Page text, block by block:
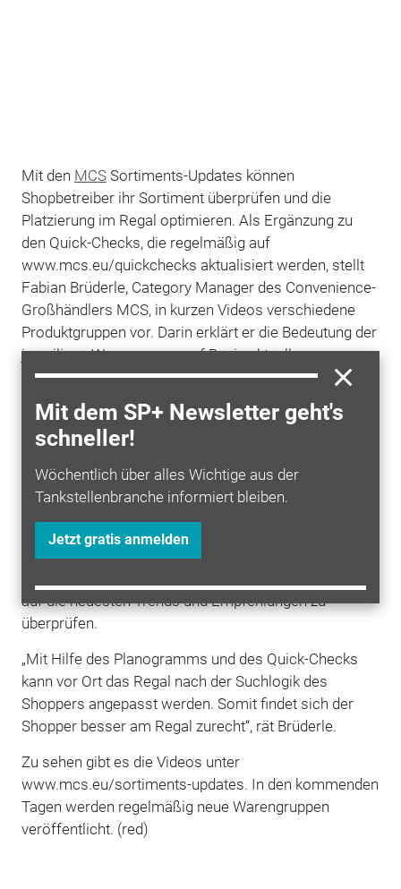
Mit dem SP+ Newsletter geht's
schneller!
Wöchentlich über alles Wichtige aus der
Tankstellenbranche informiert bleiben.
Jetzt gratis anmelden
Mit den MCSSortiments-Updates können
Shopbetreiber ihr Sortiment überprüfen und die
Platzierung im Regal optimieren. Als Ergänzung zu
den Quick-Checks, die regelmäßig auf
www.mcs.eu/quickchecks aktualisiert werden, stellt
Fabian Brüderle, Category Manager des Convenience-
Großhändlers MCS, in kurzen Videos verschiedene
Produktgruppen vor. Darin erklärt er die Bedeutung der
jeweiligen Warengruppe auf Basis aktueller
Marktforschungszahlen, nennt allgemeine Infos und
aktuelle Trends. Mit Hilfe eines Planogramms wird
außerdem die richtige Platzierung im Regal gezeigt.
Dabei werden natürlich auch regionale
berücksichtigt. Die MCS Sortiments-Updates können
ganz einfach zum Beispiel auf dem Smartphone
Ort beginnen zu können. Vielleicht hat der ein oder
andere gerade in der momentanen Situation etwas
auf die neuesten Trends und Empfehlungen zu
überprüfen.
„Mit Hilfe des Planogramms und des Quick-Checks
kann vor Ort das Regal nach der Suchlogik des
Shoppers angepasst werden. Somit findet sich der
Shopper besser am Regal zurecht“, rät Brüderle.
Zu sehen gibt es die Videos unter
www.mcs.eu/sortiments-updates. In den kommenden
Tagen werden regelmäßig neue Warengruppen
veröffentlicht. (red)